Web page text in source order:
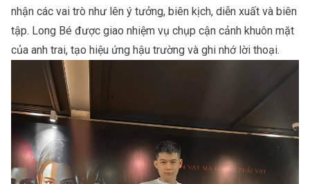
nhận các vai trò như lên ý tưởng, biên kịch, diễn xuất và biên
tập. Long Bé được giao nhiệm vụ chụp cận cảnh khuôn mặt
của anh trai, tạo hiệu ứng hậu trường và ghi nhớ lời thoại.